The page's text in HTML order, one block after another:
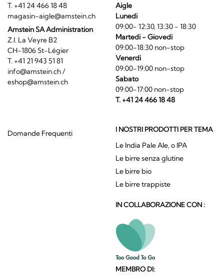
T. +41 24 466 18 48
magasin-aigle@amstein.ch
Amstein SA Administration
Z.I. La Veyre B2
CH-1806 St-Légier
T. +41 21 943 51 81
info@amstein.ch/
eshop@amstein.ch
Aigle
Lunedi
09:00- 12:30, 13:30 - 18:30
Martedi - Giovedi
09:00-18:30 non-stop
Venerdi
09:00-19:00 non-stop
Sabato
09:00-17:00 non-stop
T. +41 24 466 18 48
Domande Frequenti I NOSTRI PRODOTTI PER TEMA
Le India Pale Ale, o IPA
Le birre senza glutine
Le birre bio
Le birre trappiste
IN COLLABORAZIONE CON :
MEMBRO DI: